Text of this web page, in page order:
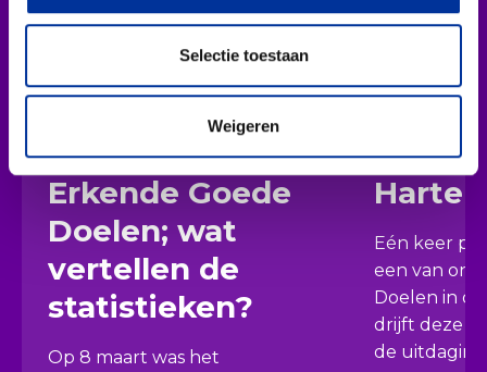
Selectie toestaan
Weigeren
De man/vrouw-
verhouding bij
Erkende Goede
Doelen; wat
vertellen de
statistieken?
Op 8 maart was het
16 maart
Eén keer
een van
Doelen in
drijft deze
de